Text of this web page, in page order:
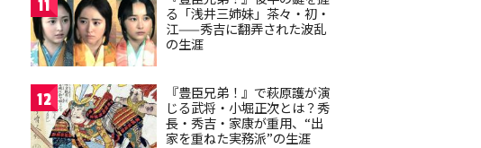
11
る「浅井三姉妹」茶々・初・
江——秀吉に翻弄された波乱
の生涯
12
『豊臣兄弟！』で萩原護が演
じる武将・小堀正次とは？秀
長・秀吉・家康が重用、“出
家を重ねた実務派”の生涯